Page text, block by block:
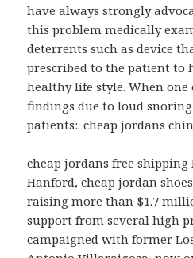
have always strongly
this problem medically
deterrents such as device
prescribed to the patient to
healthy life style. When one
findings due to loud
patients:. cheap jordans
cheap jordans free shipping
Hanford, cheap jordan
raising more than $1.7
support from several high
campaigned with former